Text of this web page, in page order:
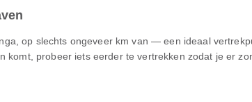
op slechts ongeveer km van — een ideaal
komt, probeer iets eerder te vertrekken zodat je er